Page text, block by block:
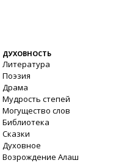
ДУХОВНОСТЬ
Литература
Поэзия
Драма
Мудрость степей
Могущество слов
Библиотека
Сказки
Духовное
Возрождение Алаш